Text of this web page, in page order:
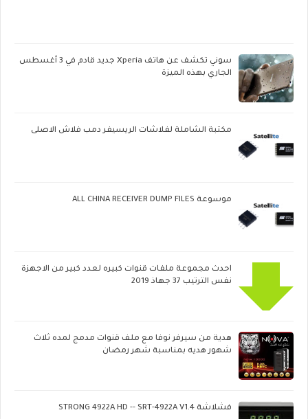
سوني تكشف عن هاتف Xperia جديد قادم في 3 أغسطس
الجاري بهذه الميزة
مكتبة الشاملة لفلاشات الريسيفر دمب فلاش الاصلى
موسوعة ALL CHINA RECEIVER DUMP FILES
احدث مجموعة ملفات قنوات كبيره لعدد كبير من الاجهزة
نفس الترتيب 37 جهاذ 2019
هدية من سيرفر نوفا مع ملف قنوات مدمج لمده ثلاث
شهور هديه بمناسبة شهر رمضان
فشلاشة STRONG 4922A HD -- SRT-4922A V1.4